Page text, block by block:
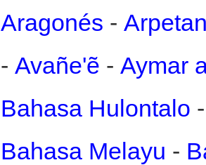
Aragonés -
- Avañe'ẽ - Aymar
Bahasa Hulontalo
Bahasa Melayu -